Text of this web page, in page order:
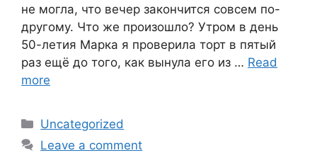
не могла, что вечер закончится совсем по-
другому. Что же произошло? Утром в день
50-летия Марка я проверила торт в пятый
раз ещё до того, как вынула его из … Read
more
Categories
Uncategorized
Leave a comment